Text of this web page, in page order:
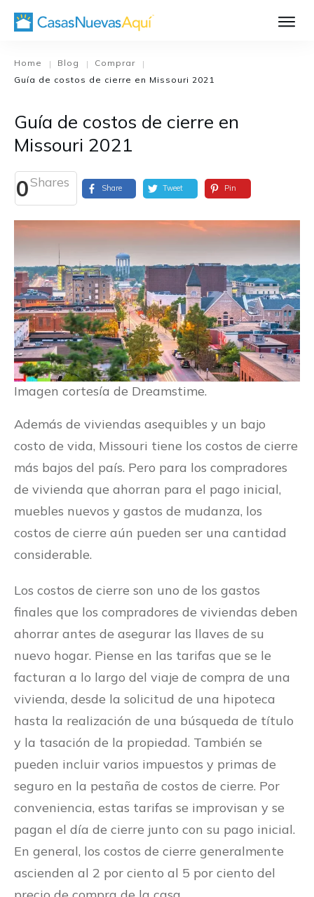
El Proceso de
Home | Blog | Comprar
|
Guía de costos de cierre en Missouri 2021
Guía de costos de cierre en
Missouri 2021
0Shares Share Tweet Pin
Imagen cortesía de Dreamstime.
Además de viviendas asequibles y un bajo
costo de vida, Missouri tiene los costos de cierre
más bajos del país. Pero para los compradores
de vivienda que ahorran para el pago inicial,
muebles nuevos y gastos de mudanza, los
costos de cierre aún pueden ser una cantidad
considerable.
Los costos de cierre son uno de los gastos
finales que los compradores de viviendas deben
ahorrar antes de asegurar las llaves de su
nuevo hogar. Piense en las tarifas que se le
facturan a lo largo del viaje de compra de una
vivienda, desde la solicitud de una hipoteca
hasta la realización de una búsqueda de título
y la tasación de la propiedad. También se
pueden incluir varios impuestos y primas de
seguro en la pestaña de costos de cierre. Por
conveniencia, estas tarifas se improvisan y se
pagan el día de cierre junto con su pago inicial.
En general, los costos de cierre generalmente
ascienden al 2 por ciento al 5 por ciento del